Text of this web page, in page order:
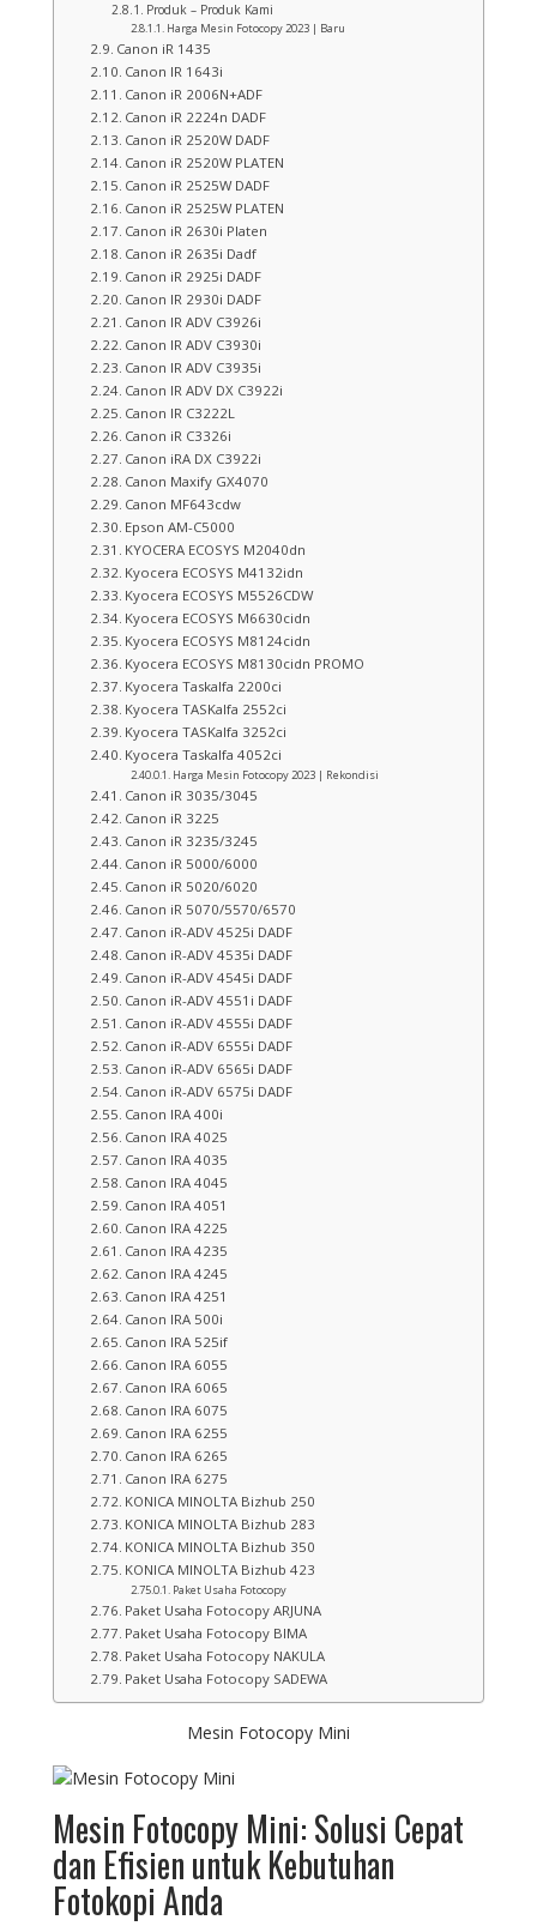
Produk – Produk Kami
Harga Mesin Fotocopy 2023 | Baru
Canon iR 1435
Canon IR 1643i
Canon iR 2006N+ADF
Canon iR 2224n DADF
Canon iR 2520W DADF
Canon iR 2520W PLATEN
Canon iR 2525W DADF
Canon iR 2525W PLATEN
Canon iR 2630i Platen
Canon iR 2635i Dadf
Canon iR 2925i DADF
Canon IR 2930i DADF
Canon IR ADV C3926i
Canon IR ADV C3930i
Canon IR ADV C3935i
Canon IR ADV DX C3922i
Canon IR C3222L
Canon iR C3326i
Canon iRA DX C3922i
Canon Maxify GX4070
Canon MF643cdw
Epson AM-C5000
KYOCERA ECOSYS M2040dn
Kyocera ECOSYS M4132idn
Kyocera ECOSYS M5526CDW
Kyocera ECOSYS M6630cidn
Kyocera ECOSYS M8124cidn
Kyocera ECOSYS M8130cidn PROMO
Kyocera Taskalfa 2200ci
Kyocera TASKalfa 2552ci
Kyocera TASKalfa 3252ci
Kyocera Taskalfa 4052ci
Harga Mesin Fotocopy 2023 | Rekondisi
Canon iR 3035/3045
Canon iR 3225
Canon iR 3235/3245
Canon iR 5000/6000
Canon iR 5020/6020
Canon iR 5070/5570/6570
Canon iR-ADV 4525i DADF
Canon iR-ADV 4535i DADF
Canon iR-ADV 4545i DADF
Canon iR-ADV 4551i DADF
Canon iR-ADV 4555i DADF
Canon iR-ADV 6555i DADF
Canon iR-ADV 6565i DADF
Canon iR-ADV 6575i DADF
Canon IRA 400i
Canon IRA 4025
Canon IRA 4035
Canon IRA 4045
Canon IRA 4051
Canon IRA 4225
Canon IRA 4235
Canon IRA 4245
Canon IRA 4251
Canon IRA 500i
Canon IRA 525if
Canon IRA 6055
Canon IRA 6065
Canon IRA 6075
Canon IRA 6255
Canon IRA 6265
Canon IRA 6275
KONICA MINOLTA Bizhub 250
KONICA MINOLTA Bizhub 283
KONICA MINOLTA Bizhub 350
KONICA MINOLTA Bizhub 423
Paket Usaha Fotocopy
Paket Usaha Fotocopy ARJUNA
Paket Usaha Fotocopy BIMA
Paket Usaha Fotocopy NAKULA
Paket Usaha Fotocopy SADEWA
Mesin Fotocopy Mini
Mesin Fotocopy Mini: Solusi Cepat
dan Efisien untuk Kebutuhan
Fotokopi Anda